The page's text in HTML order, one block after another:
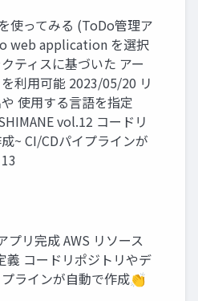
使ってみる (ToDo管理ア
web application を選択
ティスに基づいた アー
利用可能 2023/05/20 リ
使用する言語を指定
vol.12 コードリ
~ CI/CDパイプラインが
プリ完成 AWS リソース
義 コードリポジトリやデ
ラインが自動で作成👏